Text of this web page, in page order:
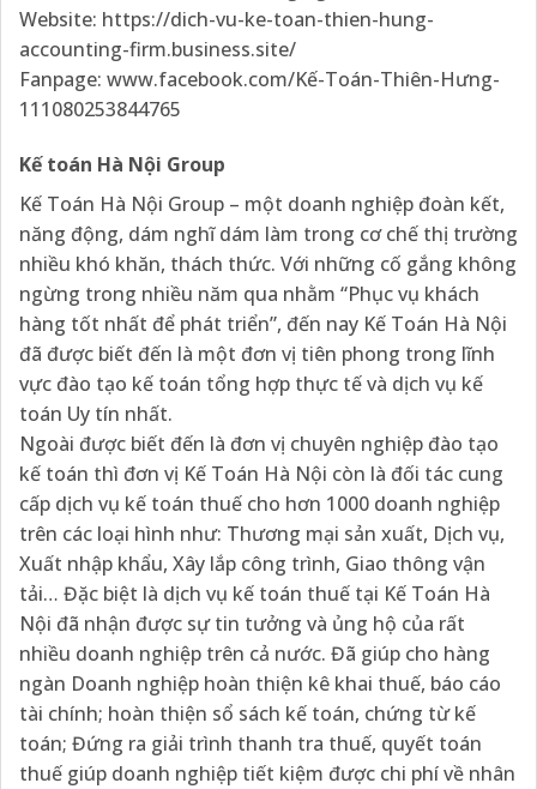
Website: https://dich-vu-ke-toan-thien-hung-
accounting-firm.business.site/
Fanpage: www.facebook.com/Kế-Toán-Thiên-Hưng-
111080253844765
Kế toán Hà Nội Group
Kế Toán Hà Nội Group – một doanh nghiệp đoàn kết,
năng động, dám nghĩ dám làm trong cơ chế thị trường
nhiều khó khăn, thách thức. Với những cố gắng không
ngừng trong nhiều năm qua nhằm “Phục vụ khách
hàng tốt nhất để phát triển”, đến nay Kế Toán Hà Nội
đã được biết đến là một đơn vị tiên phong trong lĩnh
vực đào tạo kế toán tổng hợp thực tế và dịch vụ kế
toán Uy tín nhất.
Ngoài được biết đến là đơn vị chuyên nghiệp đào tạo
kế toán thì đơn vị Kế Toán Hà Nội còn là đối tác cung
cấp dịch vụ kế toán thuế cho hơn 1000 doanh nghiệp
trên các loại hình như: Thương mại sản xuất, Dịch vụ,
Xuất nhập khẩu, Xây lắp công trình, Giao thông vận
tải… Đặc biệt là dịch vụ kế toán thuế tại Kế Toán Hà
Nội đã nhận được sự tin tưởng và ủng hộ của rất
nhiều doanh nghiệp trên cả nước. Đã giúp cho hàng
ngàn Doanh nghiệp hoàn thiện kê khai thuế, báo cáo
tài chính; hoàn thiện sổ sách kế toán, chứng từ kế
toán; Đứng ra giải trình thanh tra thuế, quyết toán
thuế giúp doanh nghiệp tiết kiệm được chi phí về nhân